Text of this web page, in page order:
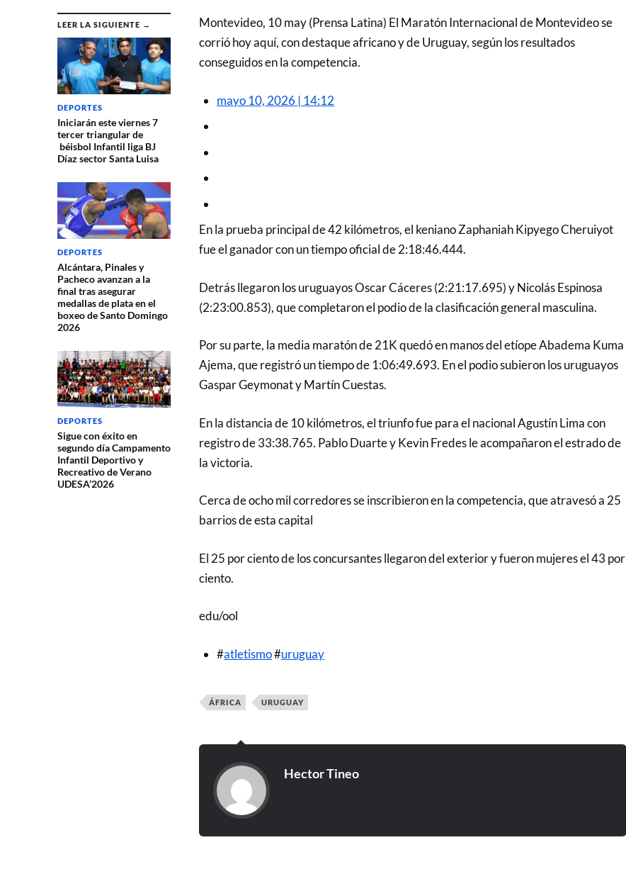
LEER LA SIGUIENTE →
DEPORTES
Iniciarán este viernes 7
tercer triangular de
béisbol Infantil liga BJ
Díaz sector Santa Luisa
DEPORTES
Alcántara, Pinales y
Pacheco avanzan a la
final tras asegurar
medallas de plata en el
boxeo de Santo Domingo
2026
DEPORTES
Sigue con éxito en
segundo día Campamento
Infantil Deportivo y
Recreativo de Verano
UDESA’2026
Montevideo, 10 may (Prensa Latina) El Maratón Internacional de Montevideo se
corrió hoy aquí, con destaque africano y de Uruguay, según los resultados
conseguidos en la competencia.
mayo 10, 2026 | 14:12
En la prueba principal de 42 kilómetros, el keniano Zaphaniah Kipyego Cheruiyot
fue el ganador con un tiempo oficial de 2:18:46.444.
Detrás llegaron los uruguayos Oscar Cáceres (2:21:17.695) y Nicolás Espinosa
(2:23:00.853), que completaron el podio de la clasificación general masculina.
Por su parte, la media maratón de 21K quedó en manos del etíope Abadema Kuma
Ajema, que registró un tiempo de 1:06:49.693. En el podio subieron los uruguayos
Gaspar Geymonat y Martín Cuestas.
En la distancia de 10 kilómetros, el triunfo fue para el nacional Agustín Lima con
registro de 33:38.765. Pablo Duarte y Kevin Fredes le acompañaron el estrado de
la victoria.
Cerca de ocho mil corredores se inscribieron en la competencia, que atravesó a 25
barrios de esta capital
El 25 por ciento de los concursantes llegaron del exterior y fueron mujeres el 43 por
ciento.
edu/ool
#atletismo#uruguay
ÁFRICA URUGUAY
Hector Tineo